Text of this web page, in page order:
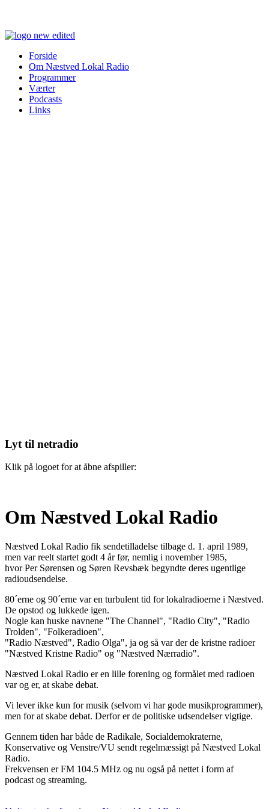
Forside
Om Næstved Lokal Radio
Programmer
Værter
Podcasts
Links
Lyt til netradio
Klik på logoet for at åbne afspiller:
Om Næstved Lokal Radio
Næstved Lokal Radio fik sendetilladelse tilbage d. 1. april 1989,
men var reelt startet godt 4 år før, nemlig i november 1985,
hvor Per Sørensen og Søren Revsbæk begyndte deres ugentlige
radioudsendelse.
80´erne og 90´erne var en turbulent tid for lokalradioerne i Næstved.
De opstod og lukkede igen.
Nogle kan huske navnene "The Channel", "Radio City", "Radio
Trolden", "Folkeradioen",
"Radio Næstved", Radio Olga", ja og så var der de kristne radioer
"Næstved Kristne Radio" og "Næstved Nærradio".
Næstved Lokal Radio er en lille forening og formålet med radioen
var og er, at skabe debat.
Vi lever ikke kun for musik (selvom vi har gode musikprogrammer),
men for at skabe debat. Derfor er de politiske udsendelser vigtige.
Gennem tiden har både de Radikale, Socialdemokraterne,
Konservative og Venstre/VU sendt regelmæssigt på Næstved Lokal
Radio.
Frekvensen er FM 104.5 MHz og nu også på nettet i form af
podcast og streaming.